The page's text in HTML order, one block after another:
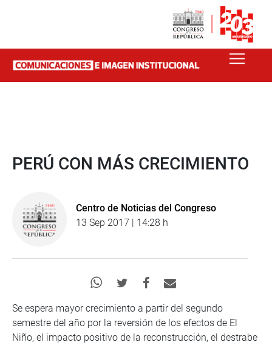
PERÚ CON MÁS CRECIMIENTO
Centro de Noticias del Congreso
13 Sep 2017 | 14:28 h
Se espera mayor crecimiento a partir del segundo
semestre del año por la reversión de los efectos de El
Niño, el impacto positivo de la reconstrucción, el destrabe